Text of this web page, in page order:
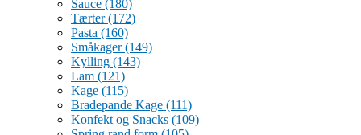
Sauce (180)
Tærter(172)
Pasta (160)
Småkager(149)
Kylling (143)
Lam (121)
Kage (115)
Bradepande Kage (111)
Konfekt og Snacks (109)